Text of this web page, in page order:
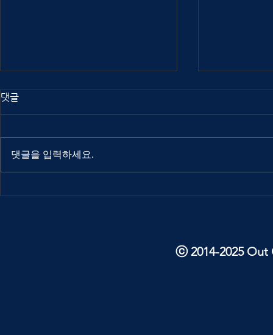
댓글
댓글을 입력하세요.
ⓒ 2014-2025 Out